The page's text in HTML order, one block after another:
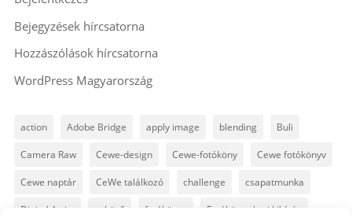
Bejegyzések hírcsatorna
Hozzászólások hírcsatorna
WordPress Magyarország
action Adobe Bridge apply image blending Buli
Camera Raw Cewe-design Cewe-fotóköny Cewe fotókönyv
Cewe naptár CeWe találkozó challenge csapatmunka
Digital Artist esküvő fotókönyv Fotókönyv heti kihívás